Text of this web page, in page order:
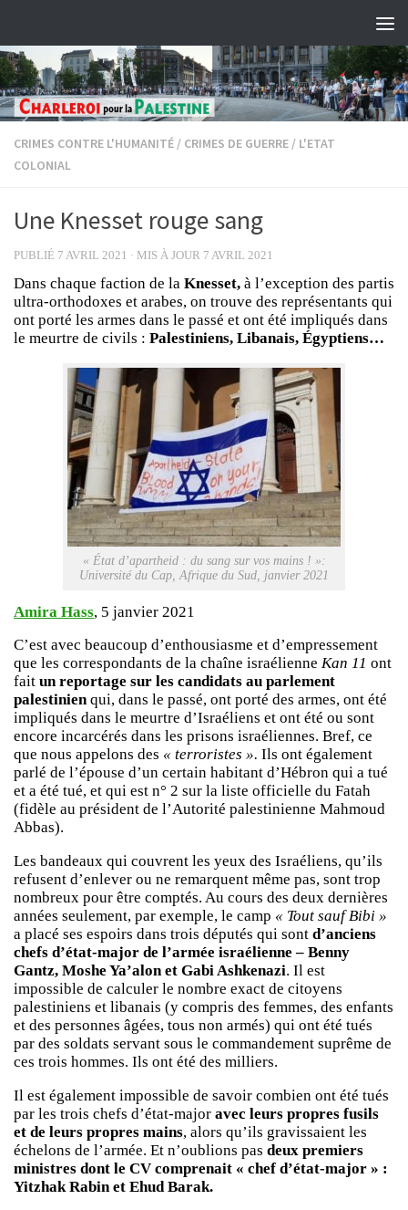
CRIMES CONTRE L'HUMANITÉ / CRIMES DE GUERRE / L'ETAT
COLONIAL
Une Knesset rouge sang
PUBLIÉ 7 AVRIL 2021 · MIS À JOUR 7 AVRIL 2021
Dans chaque faction de la Knesset, à l’exception des partis
ultra-orthodoxes et arabes, on trouve des représentants qui
ont porté les armes dans le passé et ont été impliqués dans
le meurtre de civils : Palestiniens, Libanais, Égyptiens…
« État d’apartheid : du sang sur vos mains ! »:
Université du Cap, Afrique du Sud, janvier 2021
Amira Hass, 5 janvier 2021
C’est avec beaucoup d’enthousiasme et d’empressement
que les correspondants de la chaîne israélienne Kan 11 ont
fait un reportage sur les candidats au parlement
palestinienqui, dans le passé, ont porté des armes, ont été
impliqués dans le meurtre d’Israéliens et ont été ou sont
encore incarcérés dans les prisons israéliennes. Bref, ce
que nous appelons des « terroristes ». Ils ont également
parlé de l’épouse d’un certain habitant d’Hébron qui a tué
et a été tué, et qui est n° 2 sur la liste officielle du Fatah
(fidèle au président de l’Autorité palestinienne Mahmoud
Abbas).
Les bandeaux qui couvrent les yeux des Israéliens, qu’ils
refusent d’enlever ou ne remarquent même pas, sont trop
nombreux pour être comptés. Au cours des deux dernières
années seulement, par exemple, le camp « Tout sauf Bibi »
a placé ses espoirs dans trois députés qui sont d’anciens
chefs d’état-major de l’armée israélienne – Benny
Gantz, Moshe Ya’alon et Gabi Ashkenazi. Il est
impossible de calculer le nombre exact de citoyens
palestiniens et libanais (y compris des femmes, des enfants
et des personnes âgées, tous non armés) qui ont été tués
par des soldats servant sous le commandement suprême de
ces trois hommes. Ils ont été des milliers.
Il est également impossible de savoir combien ont été tués
par les trois chefs d’état-major avec leurs propres fusils
et de leurs propres mains, alors qu’ils gravissaient les
échelons de l’armée. Et n’oublions pas deux premiers
ministres dont le CV comprenait « chef d’état-major » :
Yitzhak Rabin et Ehud Barak.